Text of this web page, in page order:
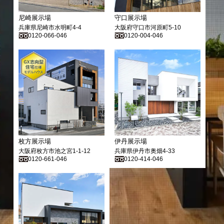
尼崎展示場
兵庫県尼崎市水明町4-4
0120-066-046
守口展示場
大阪府守口市河原町5-10
0120-004-046
枚方展示場
大阪府枚方市池之宮1-1-12
0120-661-046
伊丹展示場
兵庫県伊丹市奥畑4-33
0120-414-046